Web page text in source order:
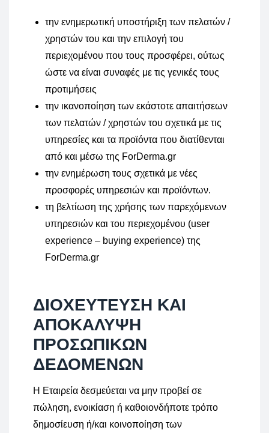
την ενημερωτική υποστήριξη των πελατών /
χρηστών του και την επιλογή του
περιεχομένου που τους προσφέρει, ούτως
ώστε να είναι συναφές με τις γενικές τους
προτιμήσεις
την ικανοποίηση των εκάστοτε απαιτήσεων
των πελατών / χρηστών του σχετικά με τις
υπηρεσίες και τα προϊόντα που διατίθενται
από και μέσω της ForDerma.gr
την ενημέρωση τους σχετικά με νέες
προσφορές υπηρεσιών και προϊόντων.
τη βελτίωση της χρήσης των παρεχόμενων
υπηρεσιών και του περιεχομένου (user
experience – buying experience) της
ForDerma.gr
ΔΙΟΧΕΥΤΕΥΣΗ ΚΑΙ
ΑΠΟΚΑΛΥΨΗ
ΠΡΟΣΩΠΙΚΩΝ
ΔΕΔΟΜΕΝΩΝ
Η Εταιρεία δεσμεύεται να μην προβεί σε
πώληση, ενοικίαση ή καθοιονδήποτε τρόπο
δημοσίευση ή/και κοινοποίηση των